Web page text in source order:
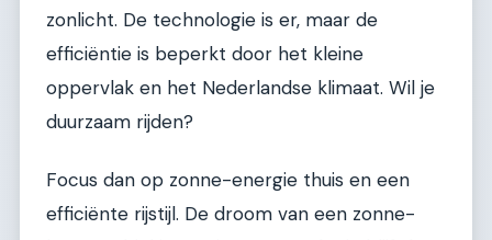
zonlicht. De technologie is er, maar de
efficiëntie is beperkt door het kleine
oppervlak en het Nederlandse klimaat. Wil je
duurzaam rijden?
Focus dan op zonne-energie thuis en een
efficiënte rijstijl. De droom van een zonne-